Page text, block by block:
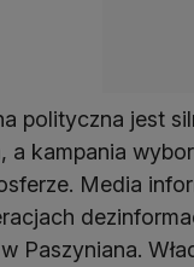
polityczna jest
a kampania
Media
Paszyniana.